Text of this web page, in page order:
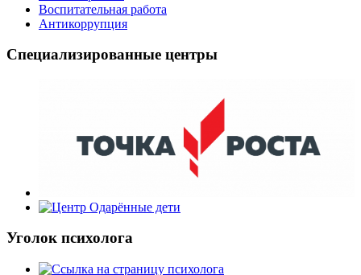
Воспитательная работа
Антикоррупция
Специализированные центры
Уголок психолога